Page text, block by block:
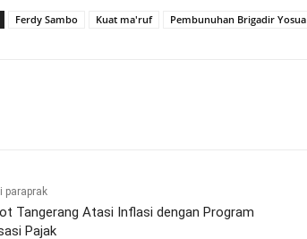
Ferdy Sambo Kuat ma'ruf Pembunuhan Brigadir Yosua
paraprak
Tangerang Atasi Inflasi dengan Program
Pajak